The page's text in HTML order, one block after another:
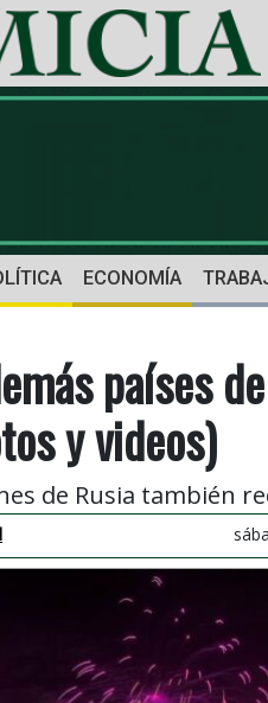
ECONOMÍA
países
y videos)
de Rusia también